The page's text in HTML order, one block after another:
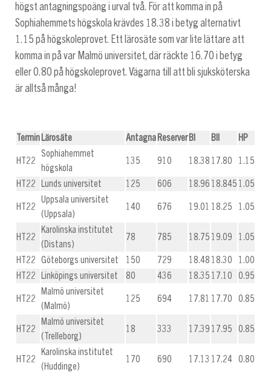
högst antagningspoäng i urval två. För att komma in på
Sophiahemmets högskola krävdes 18.38 i betyg alternativt
1.15 på högskoleprovet. Ett lärosäte som var lite lättare att
komma in på var Malmö universitet, där räckte 16.70 i betyg
eller 0.80 på högskoleprovet. Vägarna till att bli sjuksköterska
är alltså många!
Termin Lärosäte Antagna Reserver BI BII HP
HT22
Sophiahemmet
högskola
135 910 18.38 17.80 1.15
HT22 Lunds universitet 125 606 18.96 18.845 1.05
HT22
Uppsala universitet
(Uppsala)
140 676 19.01 18.25 1.05
HT22
Karolinska institutet
(Distans)
78 785 18.75 19.09 1.05
HT22 Göteborgs universitet 150 729 18.48 18.30
1.00
HT22
Linköpings universitet 80 436 18.35 17.10 0.95
HT22
Malmö universitet
(Malmö)
125 694 17.81 17.70 0.85
HT22
Malmö universitet
(Trelleborg)
18 333 17.39 17.95 0.85
HT22
Karolinska institutet
(Huddinge)
170 690 17.13 17.24 0.80